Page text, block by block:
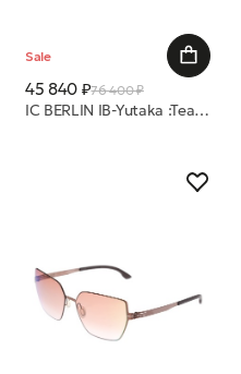
Sale
45 840 ₽76 400 ₽
IC BERLIN IB-Yutaka :Teak-Grey :Nougat :Mahogany-Brown :Donnerstag очки с/з